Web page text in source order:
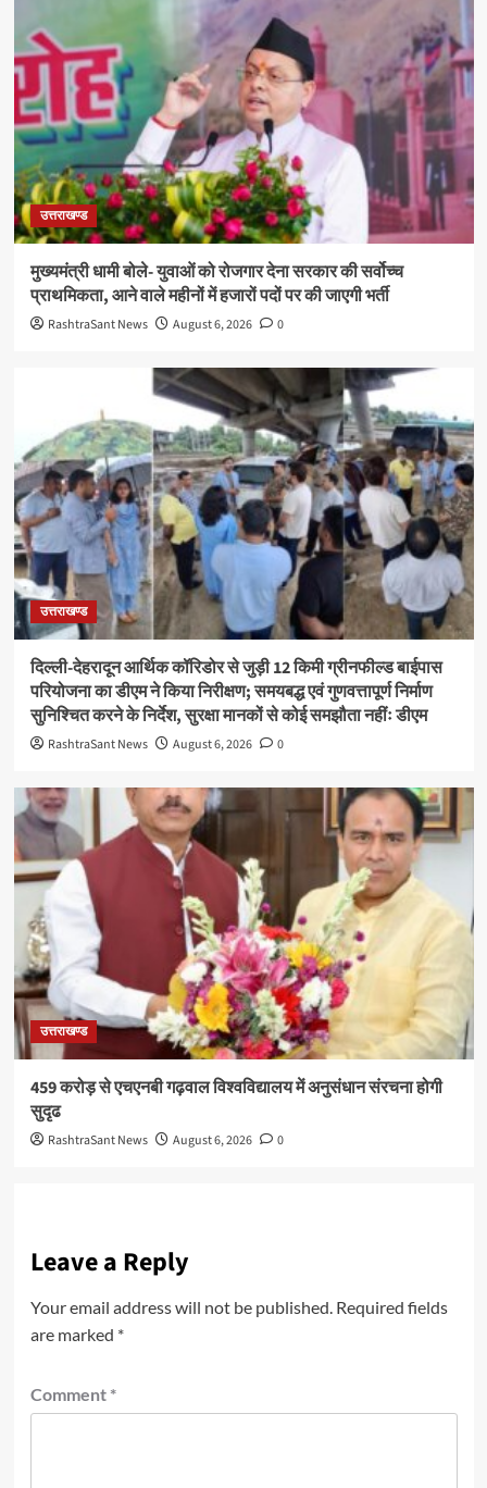
उत्तराखण्ड
मुख्यमंत्री धामी बोले- युवाओं को रोजगार देना सरकार की सर्वोच्च
प्राथमिकता, आने वाले महीनों में हजारों पदों पर की जाएगी भर्ती
RashtraSant News August 6, 2026 0
उत्तराखण्ड
दिल्ली-देहरादून आर्थिक कॉरिडोर से जुड़ी 12 किमी ग्रीनफील्ड बाईपास
परियोजना का डीएम ने किया निरीक्षण; समयबद्ध एवं गुणवत्तापूर्ण निर्माण
सुनिश्चित करने के निर्देश, सुरक्षा मानकों से कोई समझौता नहींः डीएम
RashtraSant News August 6, 2026 0
उत्तराखण्ड
459 करोड़ से एचएनबी गढ़वाल विश्वविद्यालय में अनुसंधान संरचना होगी
सुदृढ
RashtraSant News August 6, 2026 0
Leave a Reply
Your email address will not be published. Required fields
are marked *
Comment *